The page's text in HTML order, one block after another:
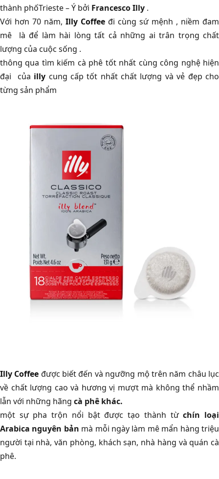
thành phốTrieste – Ý bởi Francesco Illy .
Với hơn 70 năm, Illy Coffee đi cùng sứ mệnh , niềm đam
mê là để làm hài lòng tất cả những ai trân trọng chất
lượng của cuộc sống .
thông qua tìm kiếm cà phê tốt nhất cùng công nghệ hiện
đại của illy cung cấp tốt nhất chất lượng và vẻ đẹp cho
từng sản phẩm
Illy Coffee được biết đến và ngưỡng mộ trên năm châu lục
về chất lượng cao và hương vị mượt mà không thể nhầm
lẫn với những hãng cà phê khác.
một sự pha trộn nổi bật được tạo thành từchín loại
Arabica nguyên bản mà mỗi ngày làm mê mẩn hàng triệu
người tại nhà, văn phòng, khách sạn, nhà hàng và quán cà
phê.